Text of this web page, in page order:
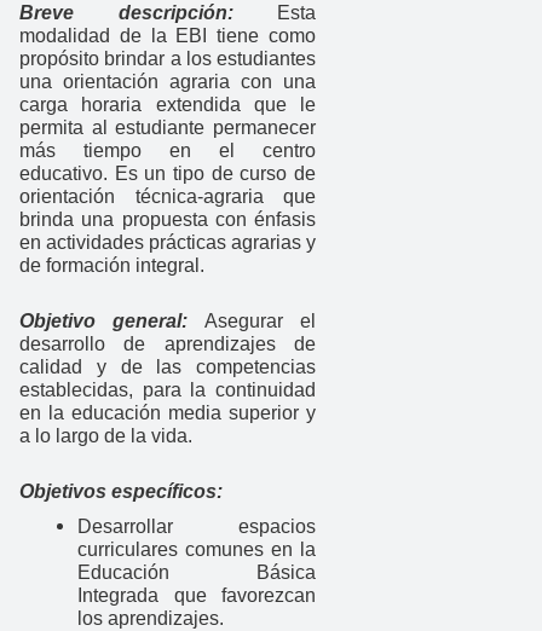
Breve descripción:Esta
modalidad de la EBI tiene como
propósito brindar a los estudiantes
una orientación agraria con una
carga horaria extendida que le
permita al estudiante permanecer
más tiempo en el centro
educativo. Es un tipo de curso de
orientación técnica-agraria que
brinda una propuesta con énfasis
en actividades prácticas agrarias y
de formación integral.
Objetivo general: Asegurar el
desarrollo de aprendizajes de
calidad y de las competencias
establecidas, para la continuidad
en la educación media superior y
a lo largo de la vida.
Objetivos específicos:
Desarrollar espacios
curriculares comunes en la
Educación Básica
Integrada que favorezcan
los aprendizajes.